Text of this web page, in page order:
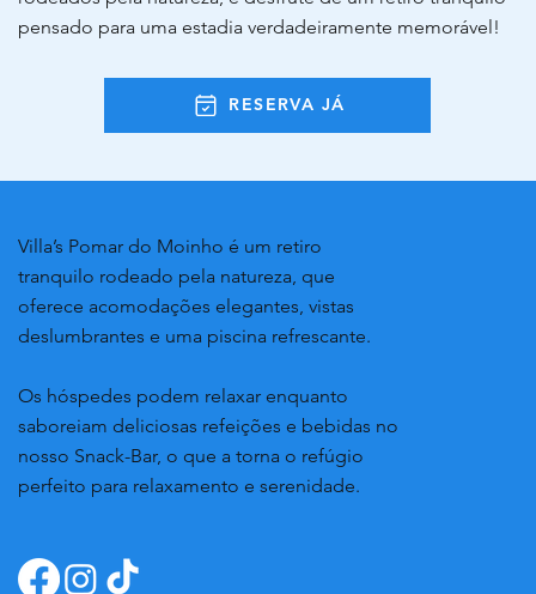
pensado para uma estadia verdadeiramente memorável!
RESERVA JÁ
Villa’s Pomar do Moinho é um retiro
tranquilo rodeado pela natureza, que
oferece acomodações elegantes, vistas
deslumbrantes e uma piscina refrescante.
Os hóspedes podem relaxar enquanto
saboreiam deliciosas refeições e bebidas no
nosso Snack-Bar, o que a torna o refúgio
perfeito para relaxamento e serenidade.